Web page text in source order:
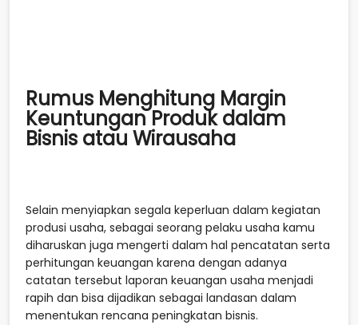
Rumus Menghitung Margin
Keuntungan Produk dalam
Bisnis atau Wirausaha
Selain menyiapkan segala keperluan dalam kegiatan
produsi usaha, sebagai seorang pelaku usaha kamu
diharuskan juga mengerti dalam hal pencatatan serta
perhitungan keuangan karena dengan adanya
catatan tersebut laporan keuangan usaha menjadi
rapih dan bisa dijadikan sebagai landasan dalam
menentukan rencana peningkatan bisnis.